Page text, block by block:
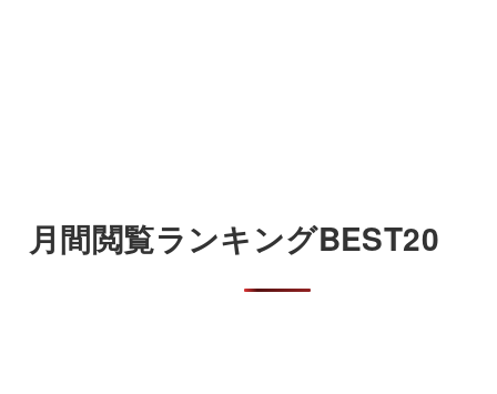
月間閲覧ランキングBEST20